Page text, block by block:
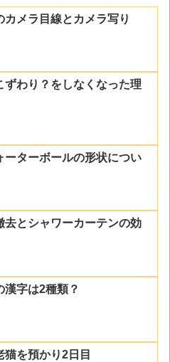
カメラ目線とカメラ写り
ずわり？をしなくなった理
ーターボールの形状につい
去とシャワーカーテンの効
漢字は2種類？
猫を預かり2日目